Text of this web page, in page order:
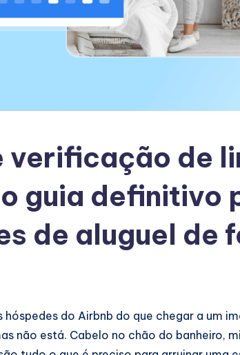
verificação de
guia definitivo
de aluguel de
hóspedes do Airbnb do que chegar a um
não está. Cabelo no chão do banheiro,